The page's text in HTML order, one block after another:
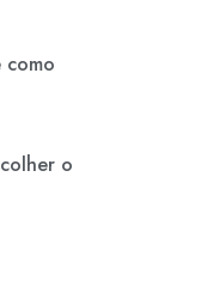
como
o